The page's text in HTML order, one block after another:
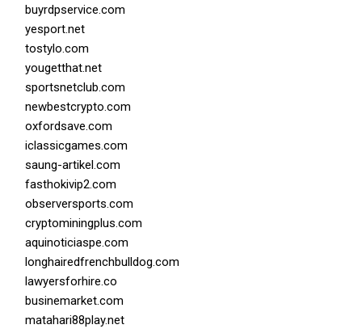
buyrdpservice.com
yesport.net
tostylo.com
yougetthat.net
sportsnetclub.com
newbestcrypto.com
oxfordsave.com
iclassicgames.com
saung-artikel.com
fasthokivip2.com
observersports.com
cryptominingplus.com
aquinoticiaspe.com
longhairedfrenchbulldog.com
lawyersforhire.co
businemarket.com
matahari88play.net